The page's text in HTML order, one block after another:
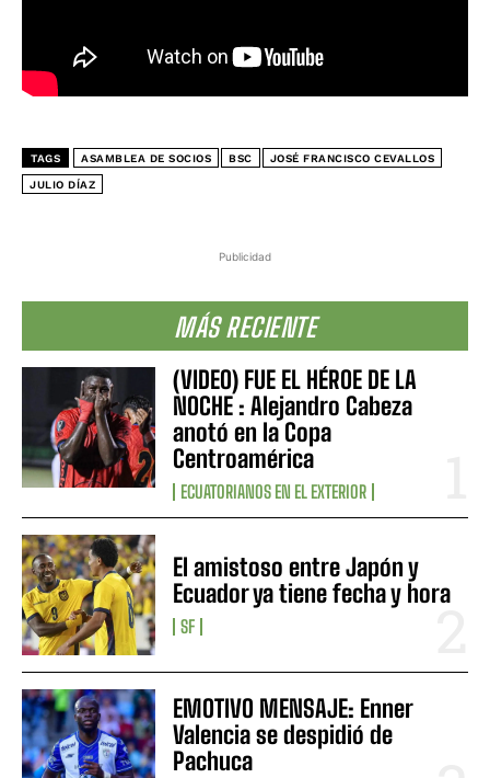
Publicidad
MÁS RECIENTE
(VIDEO) FUE EL HÉROE DE LA
NOCHE : Alejandro Cabeza
anotó en la Copa
Centroamérica
ECUATORIANOS EN EL EXTERIOR
El amistoso entre Japón y
Ecuador ya tiene fecha y hora
SF
EMOTIVO MENSAJE: Enner
Valencia se despidió de
Pachuca
TAGS ASAMBLEA DE SOCIOS BSC JOSÉ FRANCISCO CEVALLOS
JULIO DÍAZ